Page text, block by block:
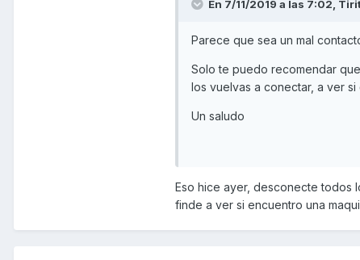
En 7/11/2019 a las 7:02,
Parece que sea un mal
Solo te puedo recomendar
los vuelvas a conectar, a ver
Un saludo
Eso hice ayer, desconecte todos
finde a ver si encuentro una